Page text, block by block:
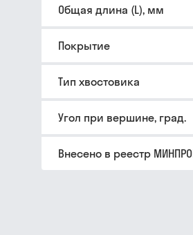
Общая длина (L), мм
Покрытие
Тип хвостовика
Угол при вершине, град.
Внесено в реестр